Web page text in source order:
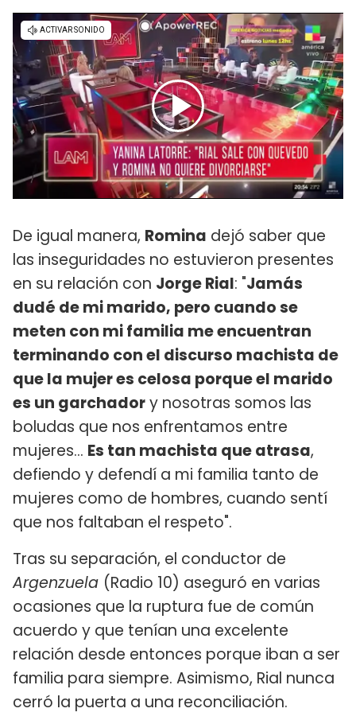
De igual manera, Romina dejó saber que
las inseguridades no estuvieron presentes
en su relación con Jorge Rial: "Jamás
dudé de mi marido, pero cuando se
meten con mi familia me encuentran
terminando con el discurso machista de
que la mujer es celosa porque el marido
es un garchadory nosotras somos las
boludas que nos enfrentamos entre
mujeres... Es tan machista que atrasa,
defiendo y defendí a mi familia tanto de
mujeres como de hombres, cuando sentí
que nos faltaban el respeto".
Tras su separación, el conductor de
Argenzuela (Radio 10) aseguró en varias
ocasiones que la ruptura fue de común
acuerdo y que tenían una excelente
relación desde entonces porque iban a ser
familia para siempre. Asimismo, Rial nunca
cerró la puerta a una reconciliación.